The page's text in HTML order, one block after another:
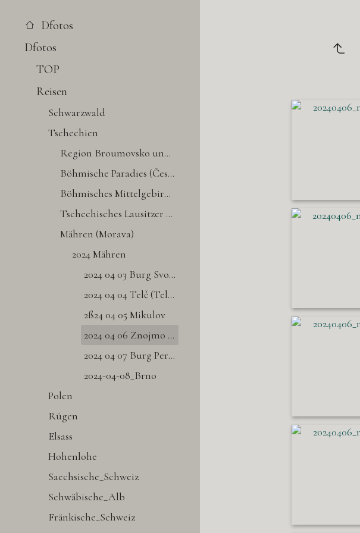
Dfotos
Dfotos
TOP
Reisen
Schwarzwald
Tschechien
Region Broumovsko und Niederschlesien
Böhmische Paradies (Český ráj)
Böhmisches Mittelgebirge (České středohoří)
Tschechisches Lausitzer Gebirge (Lužické hory)
Mähren (Morava)
2024 Mähren
2024 04 03 Burg Svojanov
2024 04 04 Telč (Teltsch)
2ß24 04 05 Mikulov
2024 04 06 Znojmo (Znaim)
2024 04 07 Burg Pernštejn
2024-04-08_Brno
Polen
Rügen
Elsass
Hohenlohe
Saechsische_Schweiz
Schwäbische_Alb
Fränkische_Schweiz